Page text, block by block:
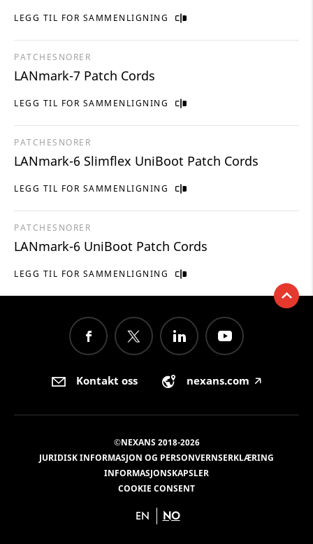
LEGG TIL FOR SAMMENLIGNING
LEGG TIL FOR SAMMENLIGNING
PATCHESNORER
LANmark-7 Patch Cords
LEGG TIL FOR SAMMENLIGNING
PATCHESNORER
LANmark-6 Slimflex UniBoot Patch Cords
LEGG TIL FOR SAMMENLIGNING
PATCHESNORER
LANmark-6 UniBoot Patch Cords
Kontakt oss nexans.com 🡥
©NEXANS 2018-2026
JURIDISK INFORMASJON OG PERSONVERNSERKLÆRING
INFORMASJONSKAPSLER
COOKIE CONSENT
EN NO